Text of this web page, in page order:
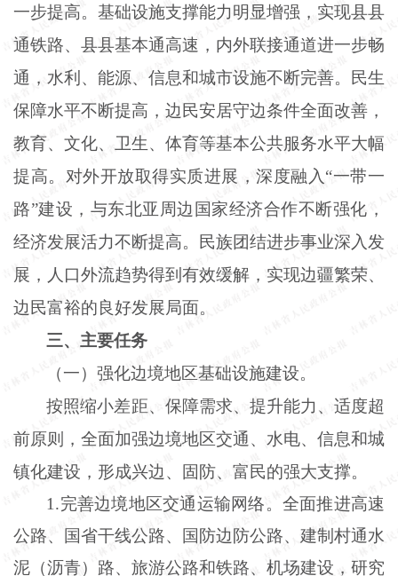
一步提高。基础设施支撑能力明显增强，实现县县
通铁路、县县基本通高速，内外联接通道进一步畅
通，水利、能源、信息和城市设施不断完善。民生
保障水平不断提高，边民安居守边条件全面改善，
教育、文化、卫生、体育等基本公共服务水平大幅
提高。对外开放取得实质进展，深度融入“一带一
路”建设，与东北亚周边国家经济合作不断强化，
经济发展活力不断提高。民族团结进步事业深入发
展，人口外流趋势得到有效缓解，实现边疆繁荣、
边民富裕的良好发展局面。
三、主要任务
（一）强化边境地区基础设施建设。
按照缩小差距、保障需求、提升能力、适度超
前原则，全面加强边境地区交通、水电、信息和城
镇化建设，形成兴边、固防、富民的强大支撑。
1 .完善边境地区交通运输网络。全面推进高速
公路、国省干线公路、国防边防公路、建制村通水
泥（沥青）路、旅游公路和铁路、机场建设，研究